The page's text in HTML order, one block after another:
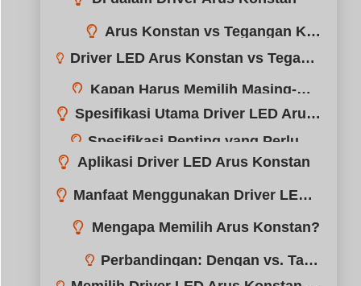
Spesifikasi Utama Driver LED Arus Konstan
Aplikasi Driver LED Arus Konstan
Kesimpulan
Butuh Dukungan Profesional